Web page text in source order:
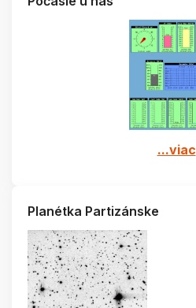
...viac
Planétka Partizánske